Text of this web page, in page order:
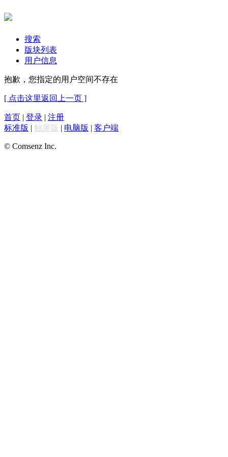
搜索
版块列表
用户信息
抱歉，您指定的用户空间不存在
[ 点击这里返回上一页 ]
首页 | 登录 | 注册
标准版 | 触屏版 | 电脑版 | 客户端
© Comsenz Inc.